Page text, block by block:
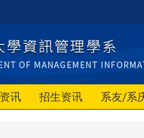
讯 招生资讯 系友/系